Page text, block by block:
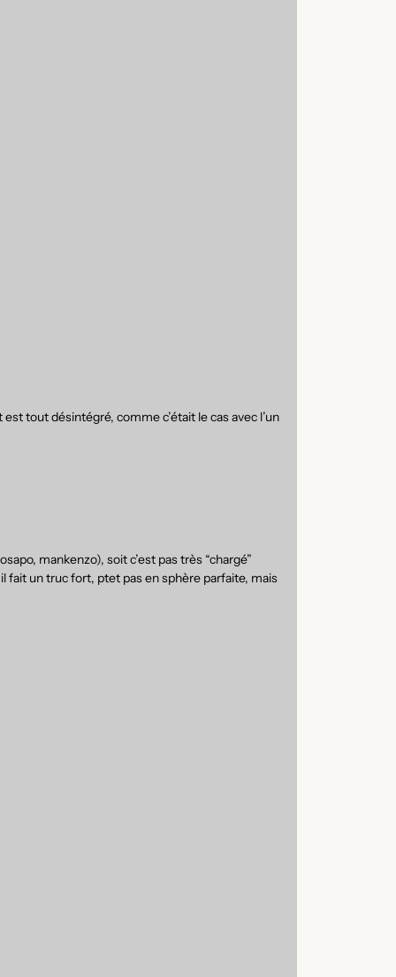
tout désintégré, comme c’était le cas avec l’un
mankenzo), soit c’est pas très “chargé”
fait un truc fort, ptet pas en sphère parfaite, mais